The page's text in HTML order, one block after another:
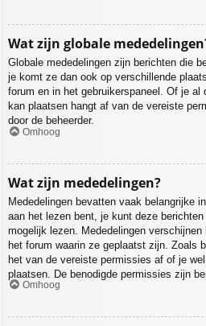
Wat zijn globale
Globale mededelingen zijn berichten die
je komt ze dan ook op verschillende
forum en in het gebruikerspaneel. Of je al
kan plaatsen hangt af van de vereiste
door de beheerder.
Omhoog
Wat zijn mededelingen?
Mededelingen bevatten vaak belangrijke
aan het lezen bent, je kunt deze
mogelijk lezen. Mededelingen
het forum waarin ze geplaatst zijn. Zoals
het van de vereiste permissies af of je
plaatsen. De benodigde permissies zijn
Omhoog